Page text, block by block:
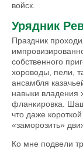
войск.
Урядник
Праздник
собственного
хороводы, пели,
ансамбля
навыки владения
фланкировка.
что даже
«заморозить»
Ко мне подвели